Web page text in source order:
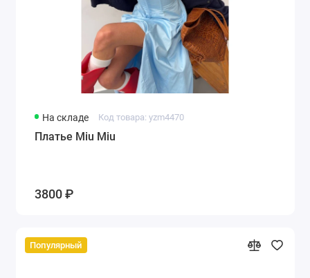
На складе Код товара: yzm4470
Платье Miu Miu
3800 ₽
Популярный